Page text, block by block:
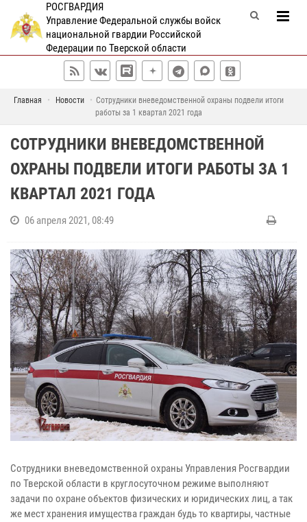
РОСГВАРДИЯ
Управление Федеральной службы войск
национальной гвардии Российской
Федерации по Тверской области
Главная Новости
Сотрудники вневедомственной охраны подвели итоги
работы за 1 квартал 2021 года
СОТРУДНИКИ ВНЕВЕДОМСТВЕННОЙ
ОХРАНЫ ПОДВЕЛИ ИТОГИ РАБОТЫ ЗА 1
КВАРТАЛ 2021 ГОДА
06 апреля 2021, 08:49
Сотрудники вневедомственной охраны Управления Росгвардии
по Тверской области в круглосуточном режиме выполняют
задачи по охране объектов физических и юридических лиц, а так
же мест хранения имущества граждан будь то квартиры, частные